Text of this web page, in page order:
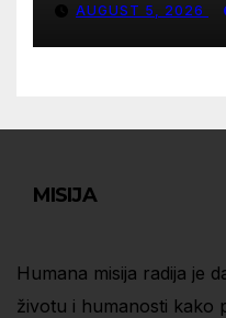
AUGUST 5, 2026
MISIJA
Humana misija radija je
životu i humanosti kako